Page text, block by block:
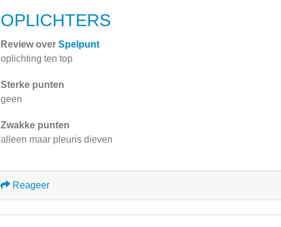
OPLICHTERS
Review over Spelpunt
oplichting ten top
Sterke punten
geen
Zwakke punten
alleen maar pleuris dieven
Reageer